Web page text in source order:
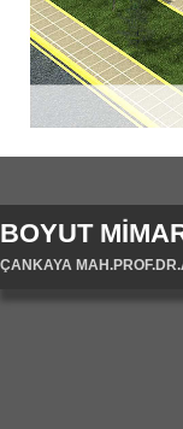
BOYUT
ÇANKAYA